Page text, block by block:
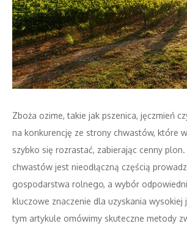
Zboża ozime, takie jak pszenica, jęczmień
na konkurencję ze strony chwastów, które
szybko się rozrastać, zabierając cenny
chwastów jest nieodłączną częścią
gospodarstwa rolnego, a wybór
kluczowe znaczenie dla uzyskania wysokiej
tym artykule omówimy skuteczne metody